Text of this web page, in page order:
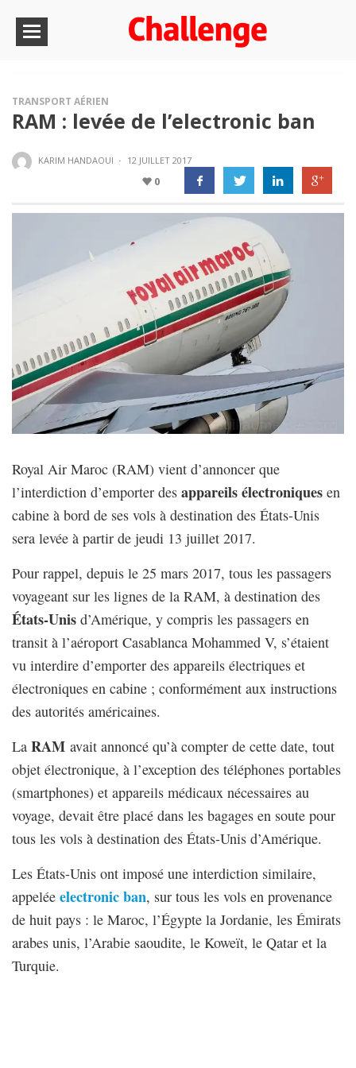
TRANSPORT AÉRIEN
RAM : levée de l’electronic ban
KARIM HANDAOUI · 12 JUILLET 2017
0
Royal Air Maroc (RAM) vient d’annoncer que
l’interdiction d’emporter des appareils électroniques en
cabine à bord de ses vols à destination des États-Unis
sera levée à partir de jeudi 13 juillet 2017.
Pour rappel, depuis le 25 mars 2017, tous les passagers
voyageant sur les lignes de la RAM, à destination des
États-Unis d’Amérique, y compris les passagers en
transit à l’aéroport Casablanca Mohammed V, s’étaient
vu interdire d’emporter des appareils électriques et
électroniques en cabine ; conformément aux instructions
des autorités américaines.
La RAM avait annoncé qu’à compter de cette date, tout
objet électronique, à l’exception des téléphones portables
(smartphones) et appareils médicaux nécessaires au
voyage, devait être placé dans les bagages en soute pour
tous les vols à destination des États-Unis d’Amérique.
Les États-Unis ont imposé une interdiction similaire,
appelée electronic ban, sur tous les vols en provenance
de huit pays : le Maroc, l’Égypte la Jordanie, les Émirats
arabes unis, l’Arabie saoudite, le Koweït, le Qatar et la
Turquie.